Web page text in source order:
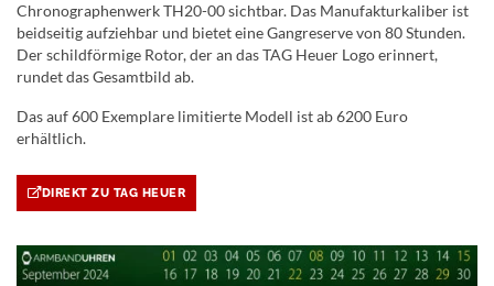
Chronographenwerk TH20-00 sichtbar. Das Manufakturkaliber ist
beidseitig aufziehbar und bietet eine Gangreserve von 80 Stunden.
Der schildförmige Rotor, der an das TAG Heuer Logo erinnert,
rundet das Gesamtbild ab.
Das auf 600 Exemplare limitierte Modell ist ab 6200 Euro
erhältlich.
DIREKT ZU TAG HEUER